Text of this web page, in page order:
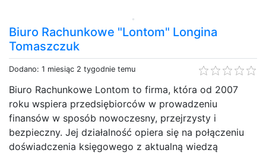
Biuro Rachunkowe "Lontom" Longina
Tomaszczuk
Dodano: 1 miesiąc 2 tygodnie temu
Biuro Rachunkowe Lontom to firma, która od 2007
roku wspiera przedsiębiorców w prowadzeniu
finansów w sposób nowoczesny, przejrzysty i
bezpieczny. Jej działalność opiera się na połączeniu
doświadczenia księgowego z aktualną wiedzą